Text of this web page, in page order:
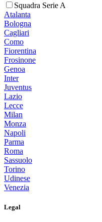
Squadra Serie A
Atalanta
Bologna
Cagliari
Como
Fiorentina
Frosinone
Genoa
Inter
Juventus
Lazio
Lecce
Milan
Monza
Napoli
Parma
Roma
Sassuolo
Torino
Udinese
Venezia
Legal